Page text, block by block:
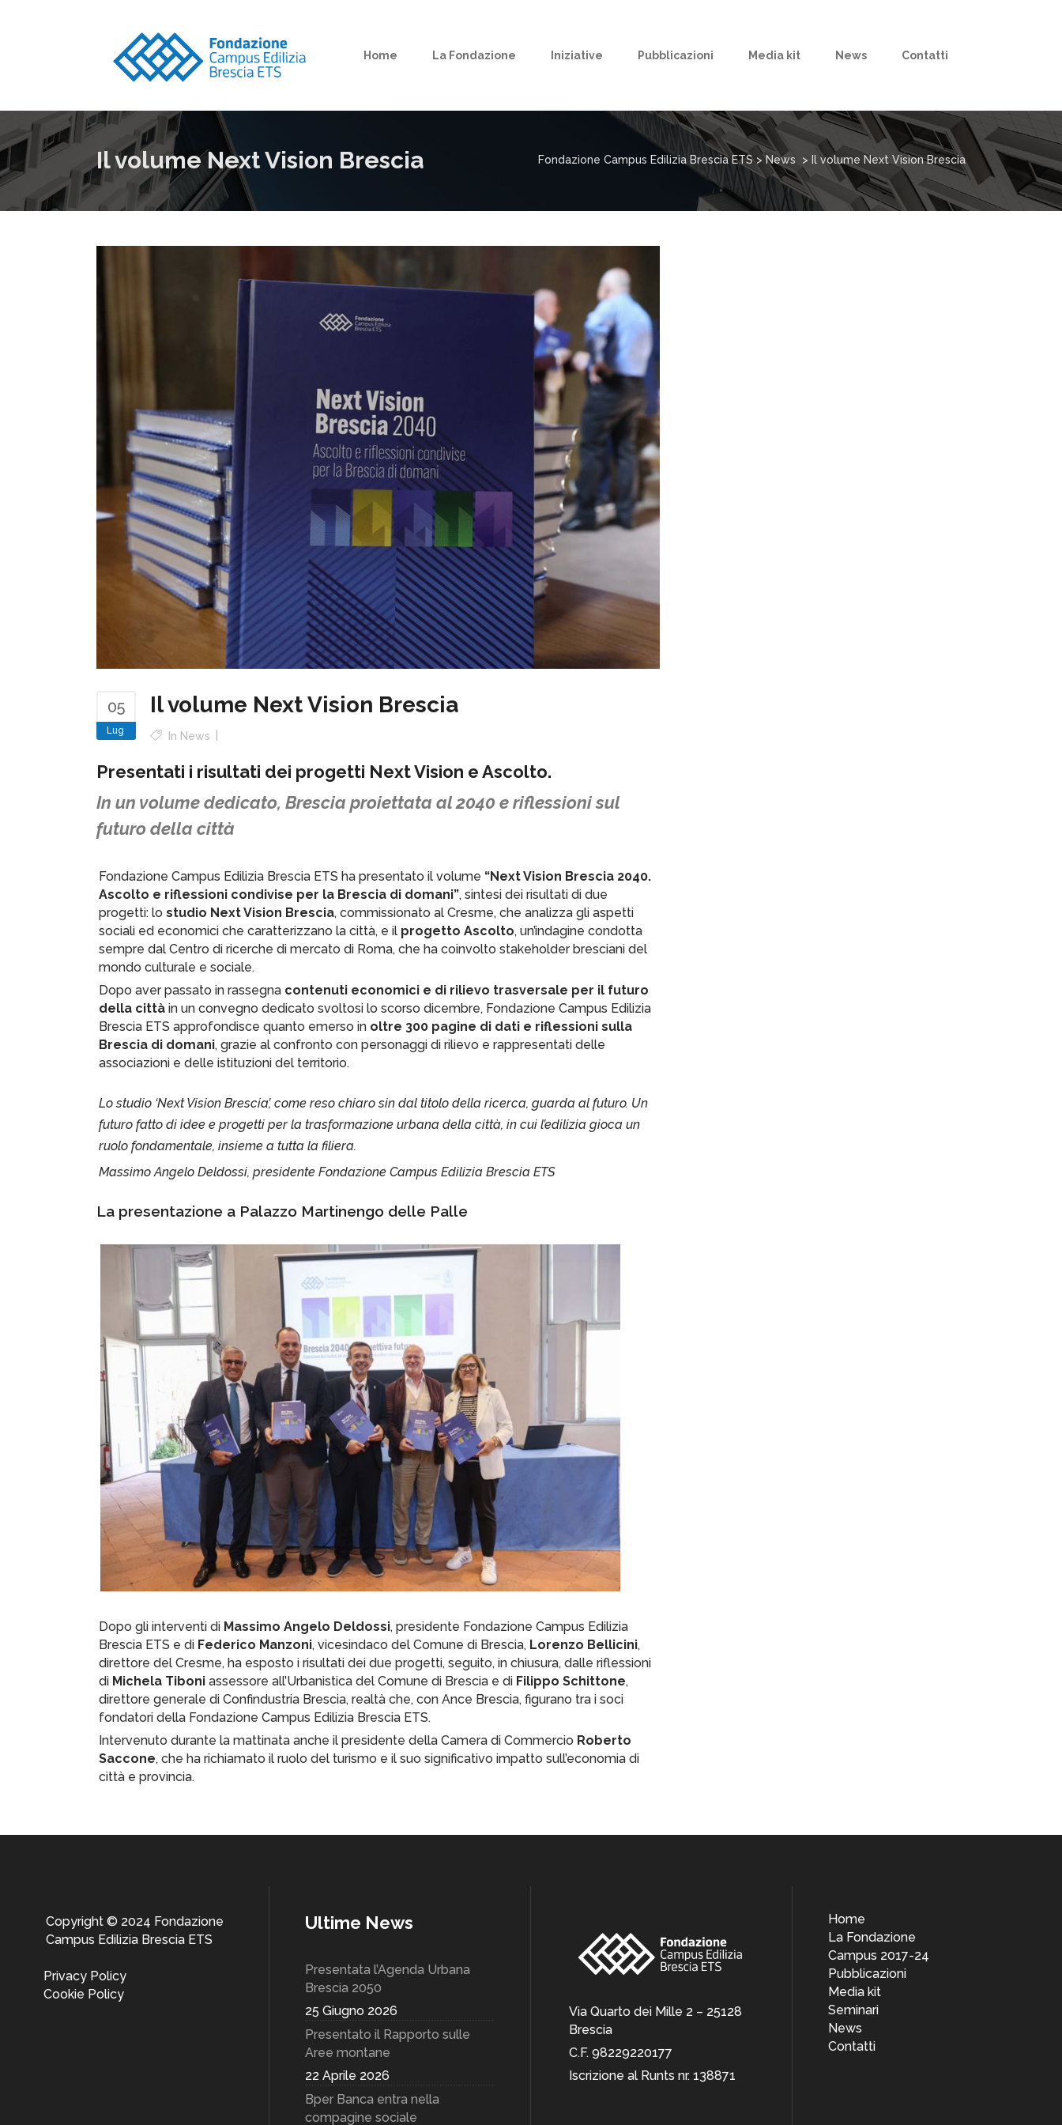
Home La Fondazione Iniziative Pubblicazioni Media kit News Contatti
Il volume Next Vision Brescia Fondazione Campus Edilizia Brescia ETS>News > Il volume Next Vision Brescia
05
Lug
Il volume Next Vision Brescia
In News
Presentati i risultati dei progetti Next Vision e Ascolto.
In un volume dedicato, Brescia proiettata al 2040 e riflessioni sul
futuro della città
Fondazione Campus Edilizia Brescia ETS ha presentato il volume “Next Vision Brescia 2040.
Ascolto e riflessioni condivise per la Brescia di domani”, sintesi dei risultati di due
progetti: lo studio Next Vision Brescia, commissionato al Cresme, che analizza gli aspetti
sociali ed economici che caratterizzano la città, e il progetto Ascolto, un’indagine condotta
sempre dal Centro di ricerche di mercato di Roma, che ha coinvolto stakeholder bresciani del
mondo culturale e sociale.
Dopo aver passato in rassegna contenuti economici e di rilievo trasversale per il futuro
della città in un convegno dedicato svoltosi lo scorso dicembre, Fondazione Campus Edilizia
Brescia ETS approfondisce quanto emerso in oltre 300 pagine di dati e riflessioni sulla
Brescia di domani, grazie al confronto con personaggi di rilievo e rappresentati delle
associazioni e delle istituzioni del territorio.
Lo studio ‘Next Vision Brescia’, come reso chiaro sin dal titolo della ricerca, guarda al futuro. Un
futuro fatto di idee e progetti per la trasformazione urbana della città, in cui l’edilizia gioca un
ruolo fondamentale, insieme a tutta la filiera.
Massimo Angelo Deldossi, presidente Fondazione Campus Edilizia Brescia ETS
La presentazione a Palazzo Martinengo delle Palle
Dopo gli interventi di Massimo Angelo Deldossi, presidente Fondazione Campus Edilizia
Brescia ETS e di Federico Manzoni, vicesindaco del Comune di Brescia, Lorenzo Bellicini,
direttore del Cresme, ha esposto i risultati dei due progetti, seguito, in chiusura, dalle riflessioni
di Michela Tiboni assessore all’Urbanistica del Comune di Brescia e di Filippo Schittone,
direttore generale di Confindustria Brescia, realtà che, con Ance Brescia, figurano tra i soci
fondatori della Fondazione Campus Edilizia Brescia ETS.
Intervenuto durante la mattinata anche il presidente della Camera di Commercio Roberto
Saccone, che ha richiamato il ruolo del turismo e il suo significativo impatto sull’economia di
città e provincia.
Copyright © 2024 Fondazione
Campus Edilizia Brescia ETS
Privacy Policy
Cookie Policy
Ultime News
Presentata l’Agenda Urbana
Brescia 2050
25 Giugno 2026
Presentato il Rapporto sulle
Aree montane
22 Aprile 2026
Bper Banca entra nella
compagine sociale
Via Quarto dei Mille 2 – 25128
Brescia
C.F. 98229220177
Iscrizione al Runts nr. 138871
Home
La Fondazione
Campus 2017-24
Pubblicazioni
Media kit
Seminari
News
Contatti